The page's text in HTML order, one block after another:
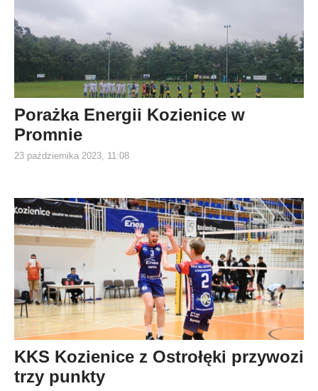
Porażka Energii Kozienice w
Promnie
23 października 2023, 11:08
KKS Kozienice z Ostrołęki przywozi
trzy punkty